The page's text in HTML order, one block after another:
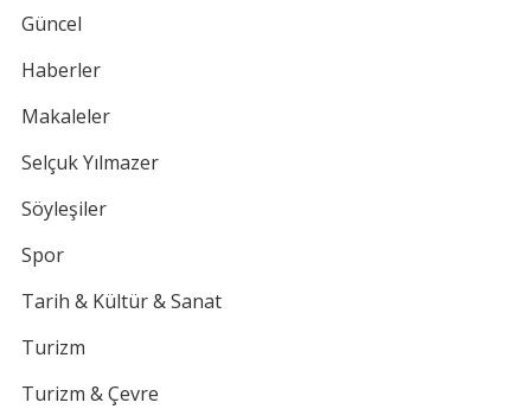
Güncel
Haberler
Makaleler
Selçuk Yılmazer
Söyleşiler
Spor
Tarih & Kültür & Sanat
Turizm
Turizm & Çevre